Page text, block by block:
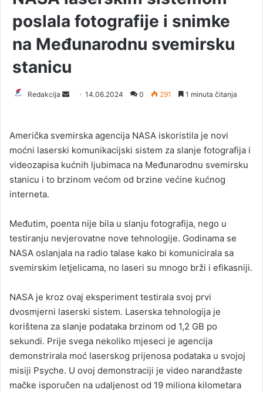
poslala fotografije i snimke
na Međunarodnu svemirsku
stanicu
Redakcija
d
a
n
e
i
l
14.06.2024 0 291 1 minuta čitanja
Američka svemirska agencija NASA iskoristila je novi
moćni laserski komunikacijski sistem za slanje fotografija i
videozapisa kućnih ljubimaca na Međunarodnu svemirsku
stanicu i to brzinom većom od brzine većine kućnog
interneta.
Međutim, poenta nije bila u slanju fotografija, nego u
testiranju nevjerovatne nove tehnologije. Godinama se
NASA oslanjala na radio talase kako bi komunicirala sa
svemirskim letjelicama, no laseri su mnogo brži i efikasniji.
NASA je kroz ovaj eksperiment testirala svoj prvi
dvosmjerni laserski sistem. Laserska tehnologija je
korištena za slanje podataka brzinom od 1,2 GB po
sekundi. Prije svega nekoliko mjeseci je agencija
demonstrirala moć laserskog prijenosa podataka u svojoj
misiji Psyche. U ovoj demonstraciji je video narandžaste
mačke isporučen na udaljenost od 19 miliona kilometara